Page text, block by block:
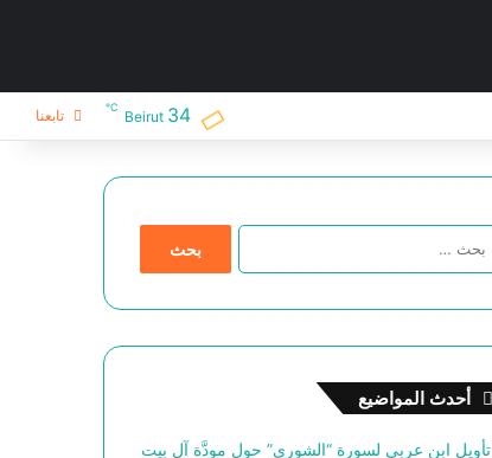
Beirut 34
℃ تابعنا
ا
ح
أحدث المواضيع
تأويل ابن عربي لسورة “الشورى” حول مودَّة آل بيت